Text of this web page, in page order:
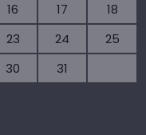
16 17
18
23 24
25
30
31